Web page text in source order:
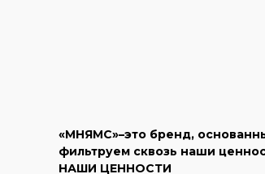
«МНЯМС»–это бренд,
фильтруем сквозь наши
НАШИ ЦЕННОСТИ